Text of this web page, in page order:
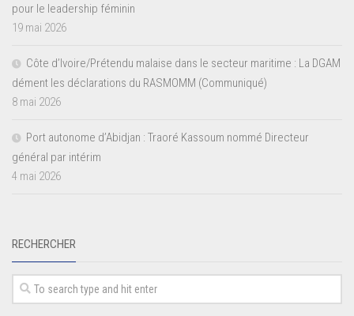
pour le leadership féminin
19 mai 2026
Côte d’Ivoire/Prétendu malaise dans le secteur maritime : La DGAM
dément les déclarations du RASMOMM (Communiqué)
8 mai 2026
Port autonome d’Abidjan : Traoré Kassoum nommé Directeur
général par intérim
4 mai 2026
RECHERCHER